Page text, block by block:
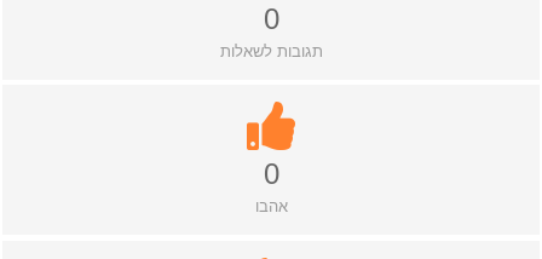
0
תגובות לשאלות
0
אהבו